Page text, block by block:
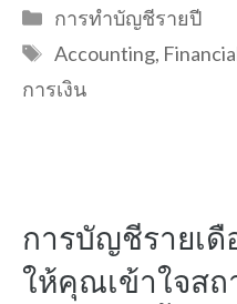
Categories
การทำบัญชีรายปี
Tags
Accounting,
การเงิน
การบัญชีรายเ
ให้คุณเข้าใจสถ